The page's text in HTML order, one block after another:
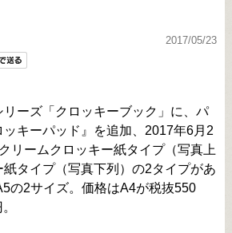
2017/05/23
リーズ「クロッキーブック」に、パ
ッキーパッド』を追加、2017年6月2
リームクロッキー紙タイプ（写真上
タイプ（写真下列）の2タイプがあ
の2サイズ。価格はA4が税抜550